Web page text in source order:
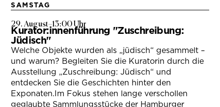
SAMSTAG
29. August–13:00 Uhr
Kurator:innenführung "Zuschreibung:
Jüdisch"
Welche Objekte wurden als „jüdisch“ gesammelt –
und warum? Begleiten Sie die Kuratorin durch die
Ausstellung „Zuschreibung: Jüdisch“ und
entdecken Sie die Geschichten hinter den
Exponaten.Im Fokus stehen lange verschollen
geglaubte Sammlungsstücke der Hamburger